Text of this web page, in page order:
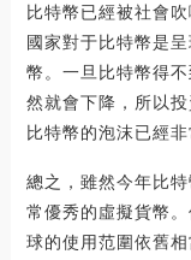
比特幣已經被社會
國家對于比特幣是
幣。一旦比特幣得
然就會下降，所以
比特幣的泡沫已經
總之，雖然今年比
常優秀的虛擬貨幣
球的使用范圍依舊